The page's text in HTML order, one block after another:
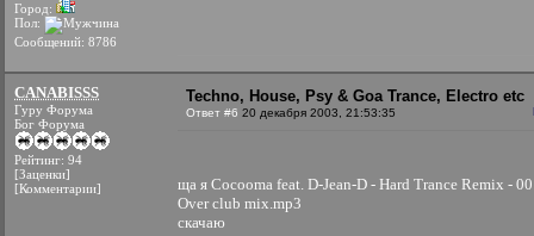
Город:
Пол:
Сообщений: 8786
CANABISSS
Гуру Форума
Бог Форума
Рейтинг: 94
[Заценки]
[Комментарии]
Techno, House, Psy & Goa Trance, Electro etc
Ответ #6 20 декабря 2003, 21:53:35
ща я Cocooma feat. D-Jean-D - Hard Trance Remix -
Over club mix.mp3
скачаю